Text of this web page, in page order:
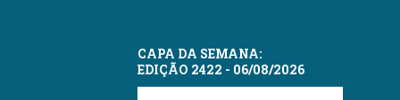
CAPA DA SEMANA:
EDIÇÃO 2422 - 06/08/2026